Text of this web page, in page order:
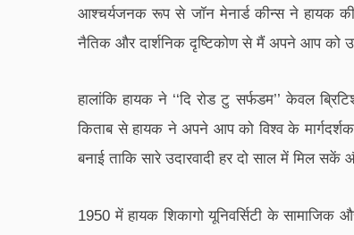
आश्चर्यजनक रूप से जॉन मेनार्ड कीन्स ने हायक
नैतिक और दार्शनिक दृष्टिकोण से मैं अपने आप को
हालांकि हायक ने ‘‘दि रोड टु सर्फडम’’ केवल
किताब से हायक ने अपने आप को विश्व के
बनाई ताकि सारे उदारवादी हर दो साल में
1950 में हायक शिकागो यूनिवर्सिटी के सामाजिक